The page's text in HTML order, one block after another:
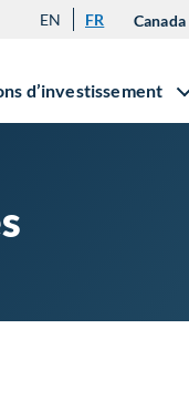
EN FR Canada
d’investissement